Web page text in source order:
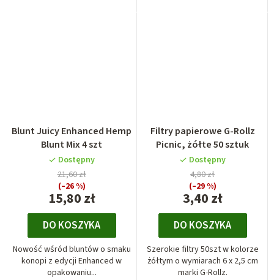
Blunt Juicy Enhanced Hemp
Blunt Mix 4 szt
Dostępny
15,80 zł
21,60 zł
(–26 %)
DO KOSZYKA
Nowość wśród bluntów o smaku
konopi z edycji Enhanced w
opakowaniu...
Filtry papierowe G-Rollz
Picnic, żółte 50 sztuk
Dostępny
3,40 zł
4,80 zł
(–29 %)
DO KOSZYKA
Szerokie filtry 50szt w kolorze
żółtym o wymiarach 6 x 2,5 cm
marki G-Rollz.